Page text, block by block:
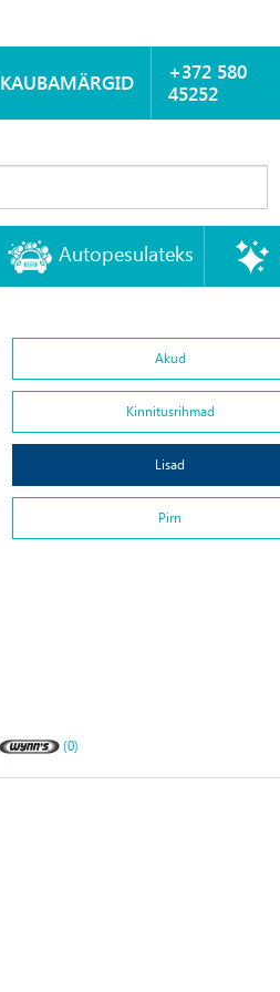
KAUBAMÄRGID
+372 580
45252
Autopesulateks
Akud
Kinnitusrihmad
Lisad
Pirn
(0)